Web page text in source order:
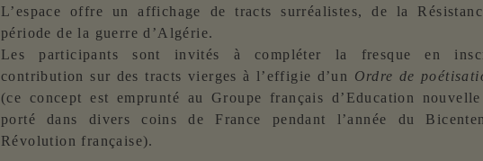
L’espace offre un affichage de tracts surréalistes, de la
période de la guerre d’Algérie.
Les participants sont invités à compléter la fresque en
contribution sur des tracts vierges à l’effigie d’un Ordre de
(ce concept est emprunté au Groupe français d’Education
porté dans divers coins de France pendant l’année du
Révolution française).